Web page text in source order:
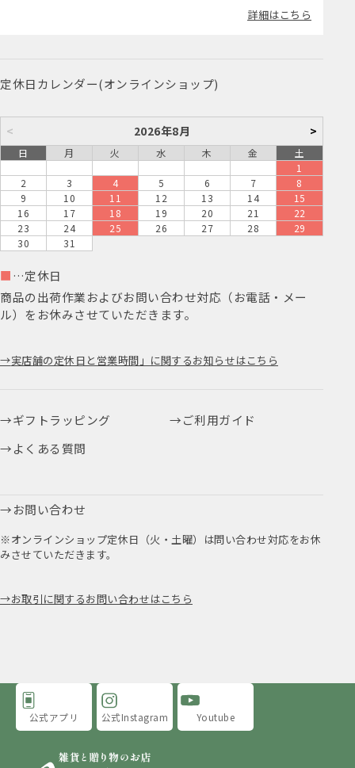
詳細はこちら
定休日カレンダー(オンラインショップ)
< 2026年8月 >
日 月 火 水 木 金
土
1
2
3 4 5 6 7
8
9
10 11 12 13 14
15
16
17 18 19 20 21
22
23
24 25 26 27 28
29
30
31
■ …定休日
商品の出荷作業およびお問い合わせ対応（お電話・メー
ル）をお休みさせていただきます。
実店舗の定休日と営業時間」に関するお知らせはこちら
ギフトラッピング
ご利用ガイド
よくある質問
お問い合わせ
※オンラインショップ定休日（火・土曜）は問い合わせ対応をお休
みさせていただきます。
お取引に関するお問い合わせはこちら
公式アプリ 公式Instagram Youtube